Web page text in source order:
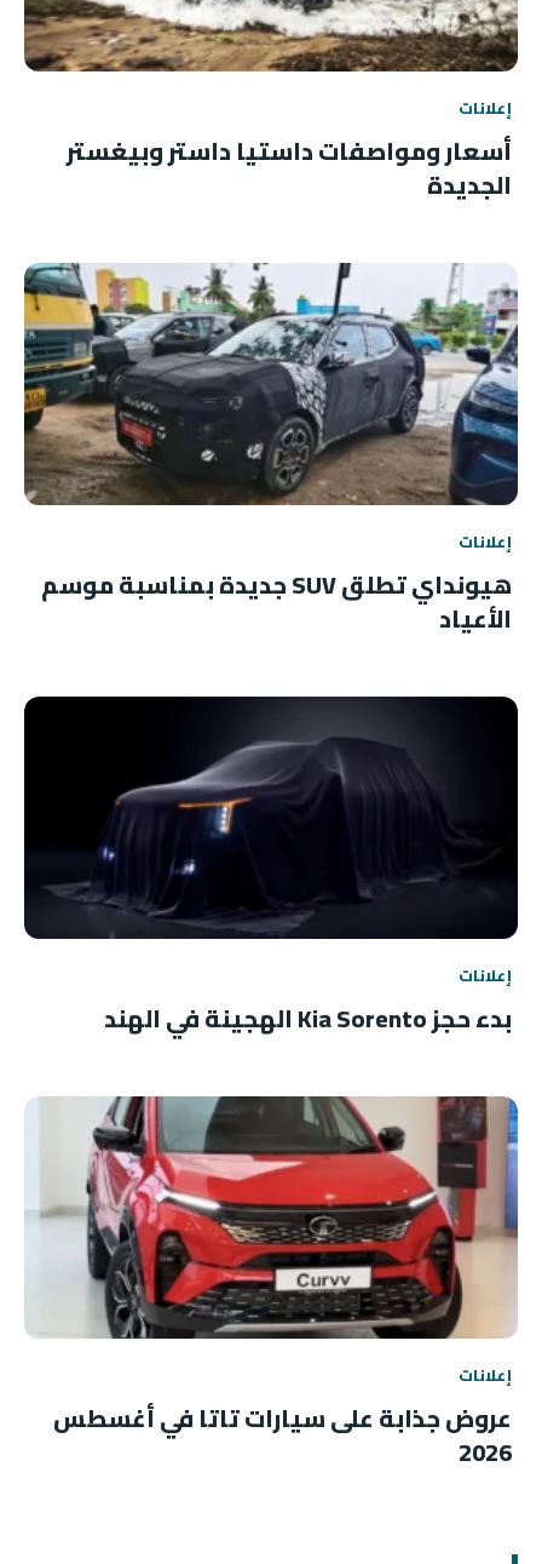
إعلانات
أسعار ومواصفات داستيا داستر وبيغستر
الجديدة
إعلانات
هيونداي تطلق SUV جديدة بمناسبة موسم
الأعياد
إعلانات
بدء حجز Kia Sorento الهجينة في الهند
إعلانات
عروض جذابة على سيارات تاتا في أغسطس
2026